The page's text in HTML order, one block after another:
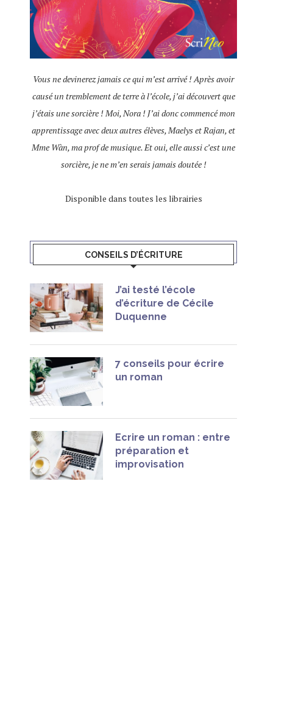
Vous ne devinerez jamais ce qui m’est arrivé ! Après avoir
causé un tremblement de terre à l’école, j’ai découvert que
j’étais une sorcière ! Moi, Nora ! J’ai donc commencé mon
apprentissage avec deux autres élèves, Maelys et Rajan, et
Mme Wàn, ma prof de musique. Et oui, elle aussi c’est une
sorcière, je ne m’en serais jamais doutée !
Disponible dans toutes les librairies
CONSEILS D’ÉCRITURE
J’ai testé l’école
d’écriture de Cécile
Duquenne
7 conseils pour écrire
un roman
Ecrire un roman : entre
préparation et
improvisation